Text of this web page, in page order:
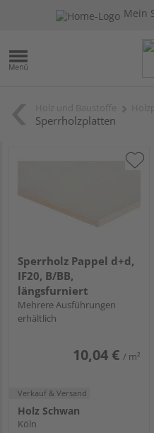
Mein
Sperrholzplatten
Sperrholz Pappel d+d,
IF20, B/BB,
längsfurniert
Mehrere Ausführungen
erhältlich
10,04 € / m²
Verkauf & Versand
Holz Schwan
Köln